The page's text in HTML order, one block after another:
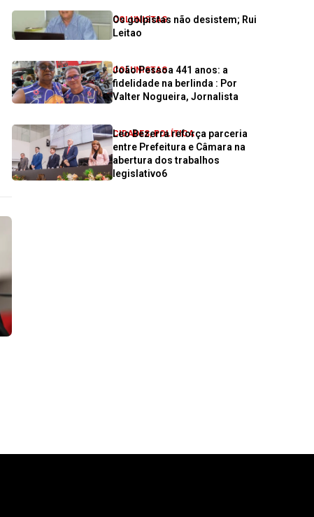
COLUNISTAS
Os golpistas não desistem; Rui
Leitao
COLUNISTAS
João Pessoa 441 anos: a
fidelidade na berlinda : Por
Valter Nogueira, Jornalista
CIDADES,POLÍTICA
Leo Bezerra reforça parceria
entre Prefeitura e Câmara na
abertura dos trabalhos
legislativo6